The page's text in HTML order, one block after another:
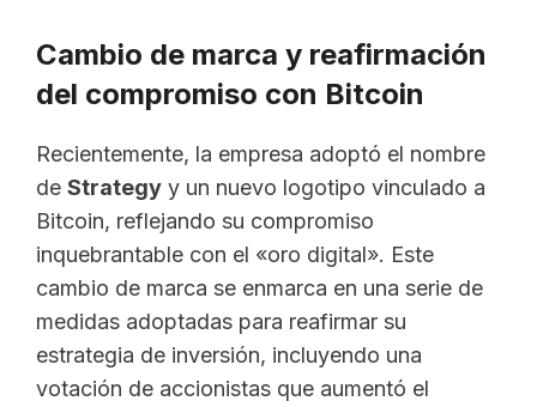
Cambio de marca y reafirmación
del compromiso con Bitcoin
Recientemente, la empresa adoptó el nombre
de Strategy y un nuevo logotipo vinculado a
Bitcoin, reflejando su compromiso
inquebrantable con el «oro digital». Este
cambio de marca se enmarca en una serie de
medidas adoptadas para reafirmar su
estrategia de inversión, incluyendo una
votación de accionistas que aumentó el